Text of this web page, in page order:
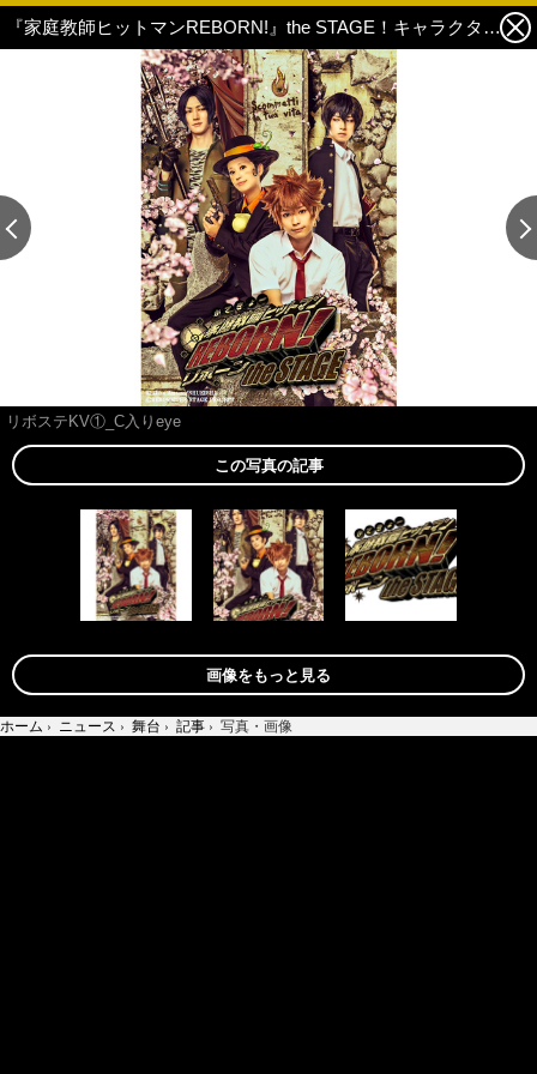
『家庭教師ヒットマンREBORN!』the STAGE！キャラクタービジュアル第1弾公開＆ボンゴレ守護者発表！ 1枚目の写真・画像
リボステKV①_C入りeye
この記事の画像 残り2
この写真の記事
画像をもっと見る
ホーム › ニュース › 舞台 › 記事 › 写真・画像